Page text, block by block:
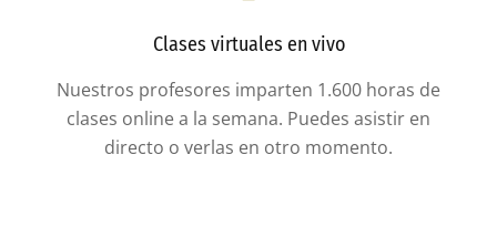
Clases virtuales en vivo
Nuestros profesores imparten 1.600 horas de
clases online a la semana. Puedes asistir en
directo o verlas en otro momento.